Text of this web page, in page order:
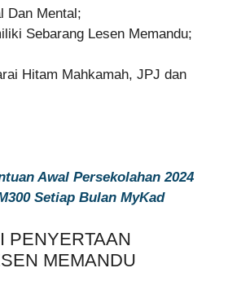
Dan Mental;
Sebarang Lesen Memandu;
Hitam Mahkamah, JPJ dan
Awal Persekolahan 2024
Setiap Bulan MyKad
PENYERTAAN
MEMANDU